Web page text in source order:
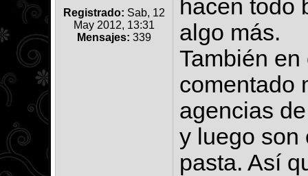
Registrado: Sab, 12
May 2012, 13:31
Mensajes: 339
hacen todo
algo más.
También
comentado
agencias
y luego son
pasta. Así